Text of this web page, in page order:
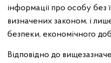
інформації про особу без
визначених законом, і
безпеки, економічного
Відповідно до